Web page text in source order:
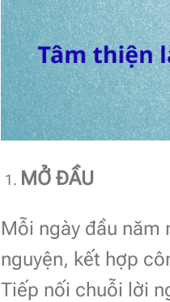
MỞ ĐẦU
Mỗi ngày đầu năm
nguyện, kết hợp
Tiếp nối chuỗi lời